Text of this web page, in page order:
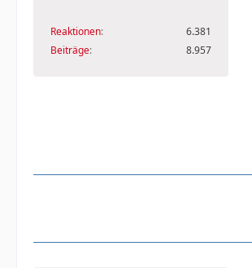
Reaktionen
6.381
Beiträge
8.957